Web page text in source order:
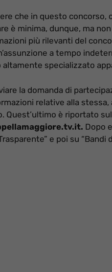
che in questo concorso,
è minima, dunque, ma
più rilevanti del
a tempo
altamente specializzato
la domanda di
relative alla
Quest’ultimo è riportato
Dopo
e poi su “Bandi